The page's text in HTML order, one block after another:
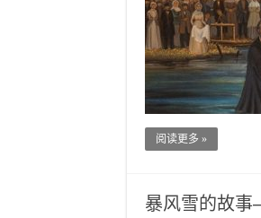
阅读更多 »
暴风雪的故